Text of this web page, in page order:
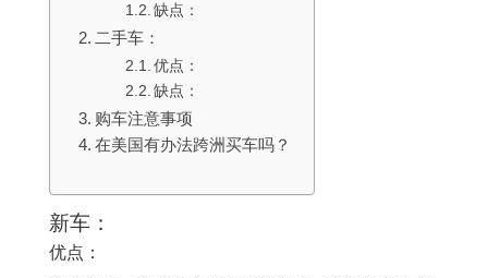
缺点：
二手车：
优点：
缺点：
购车注意事项
在美国有办法跨洲买车吗？
新车：
优点：